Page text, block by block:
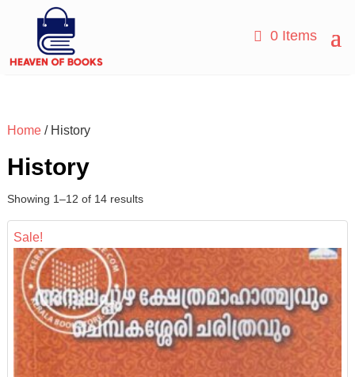
0 Items
Home/ History
History
Showing 1–12 of 14 results
Sale!